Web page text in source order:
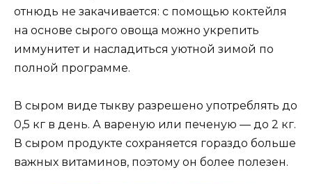
отнюдь не закачивается: с помощью коктейля
на основе сырого овоща можно укрепить
иммунитет и насладиться уютной зимой по
полной программе.
В сыром виде тыкву разрешено употреблять до
0,5 кг в день. А вареную или печеную — до 2 кг.
В сыром продукте сохраняется гораздо больше
важных витаминов, поэтому он более полезен.